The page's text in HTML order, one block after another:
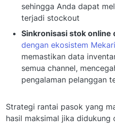
sehingga Anda dapat
terjadi stockout
Sinkronisasi stok online
dengan ekosistem Mekari
memastikan data
semua channel,
pengalaman pelanggan
Strategi rantai pasok yang
hasil maksimal jika didukung